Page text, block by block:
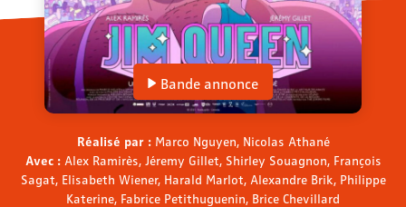
Bande annonce
Réalisé par : Marco Nguyen, Nicolas Athané
Avec : Alex Ramirès, Jéremy Gillet, Shirley Souagnon, François
Sagat, Elisabeth Wiener, Harald Marlot, Alexandre Brik, Philippe
Katerine, Fabrice Petithuguenin, Brice Chevillard